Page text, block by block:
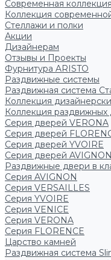
Современная коллекция
Коллекция
Стеллажи и полки
Акции
Дизайнерам
Отзывы и Проекты
Фурнитура ARISTO
Раздвижные системы
Раздвижная система
Коллекция
Коллекция раздвижных
Серия дверей VERONA
Серия дверей
Серия дверей YVOIRE
Серия дверей AVIGNON
Раздвижные двери в
Серия AVIGNON
Серия VERSAILLES
Серия YVOIRE
Серия VENICE
Серия VERONA
Серия FLORENCE
Царство камней
Раздвижная система